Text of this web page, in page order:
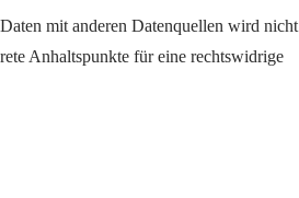
mit anderen Datenquellen wird nicht
Anhaltspunkte für eine rechtswidrige